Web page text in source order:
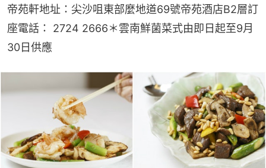
帝苑軒地址：尖沙咀東部麼地道69號帝苑酒店B2層訂
座電話： 2724 2666＊雲南鮮菌菜式由即日起至9月
30日供應